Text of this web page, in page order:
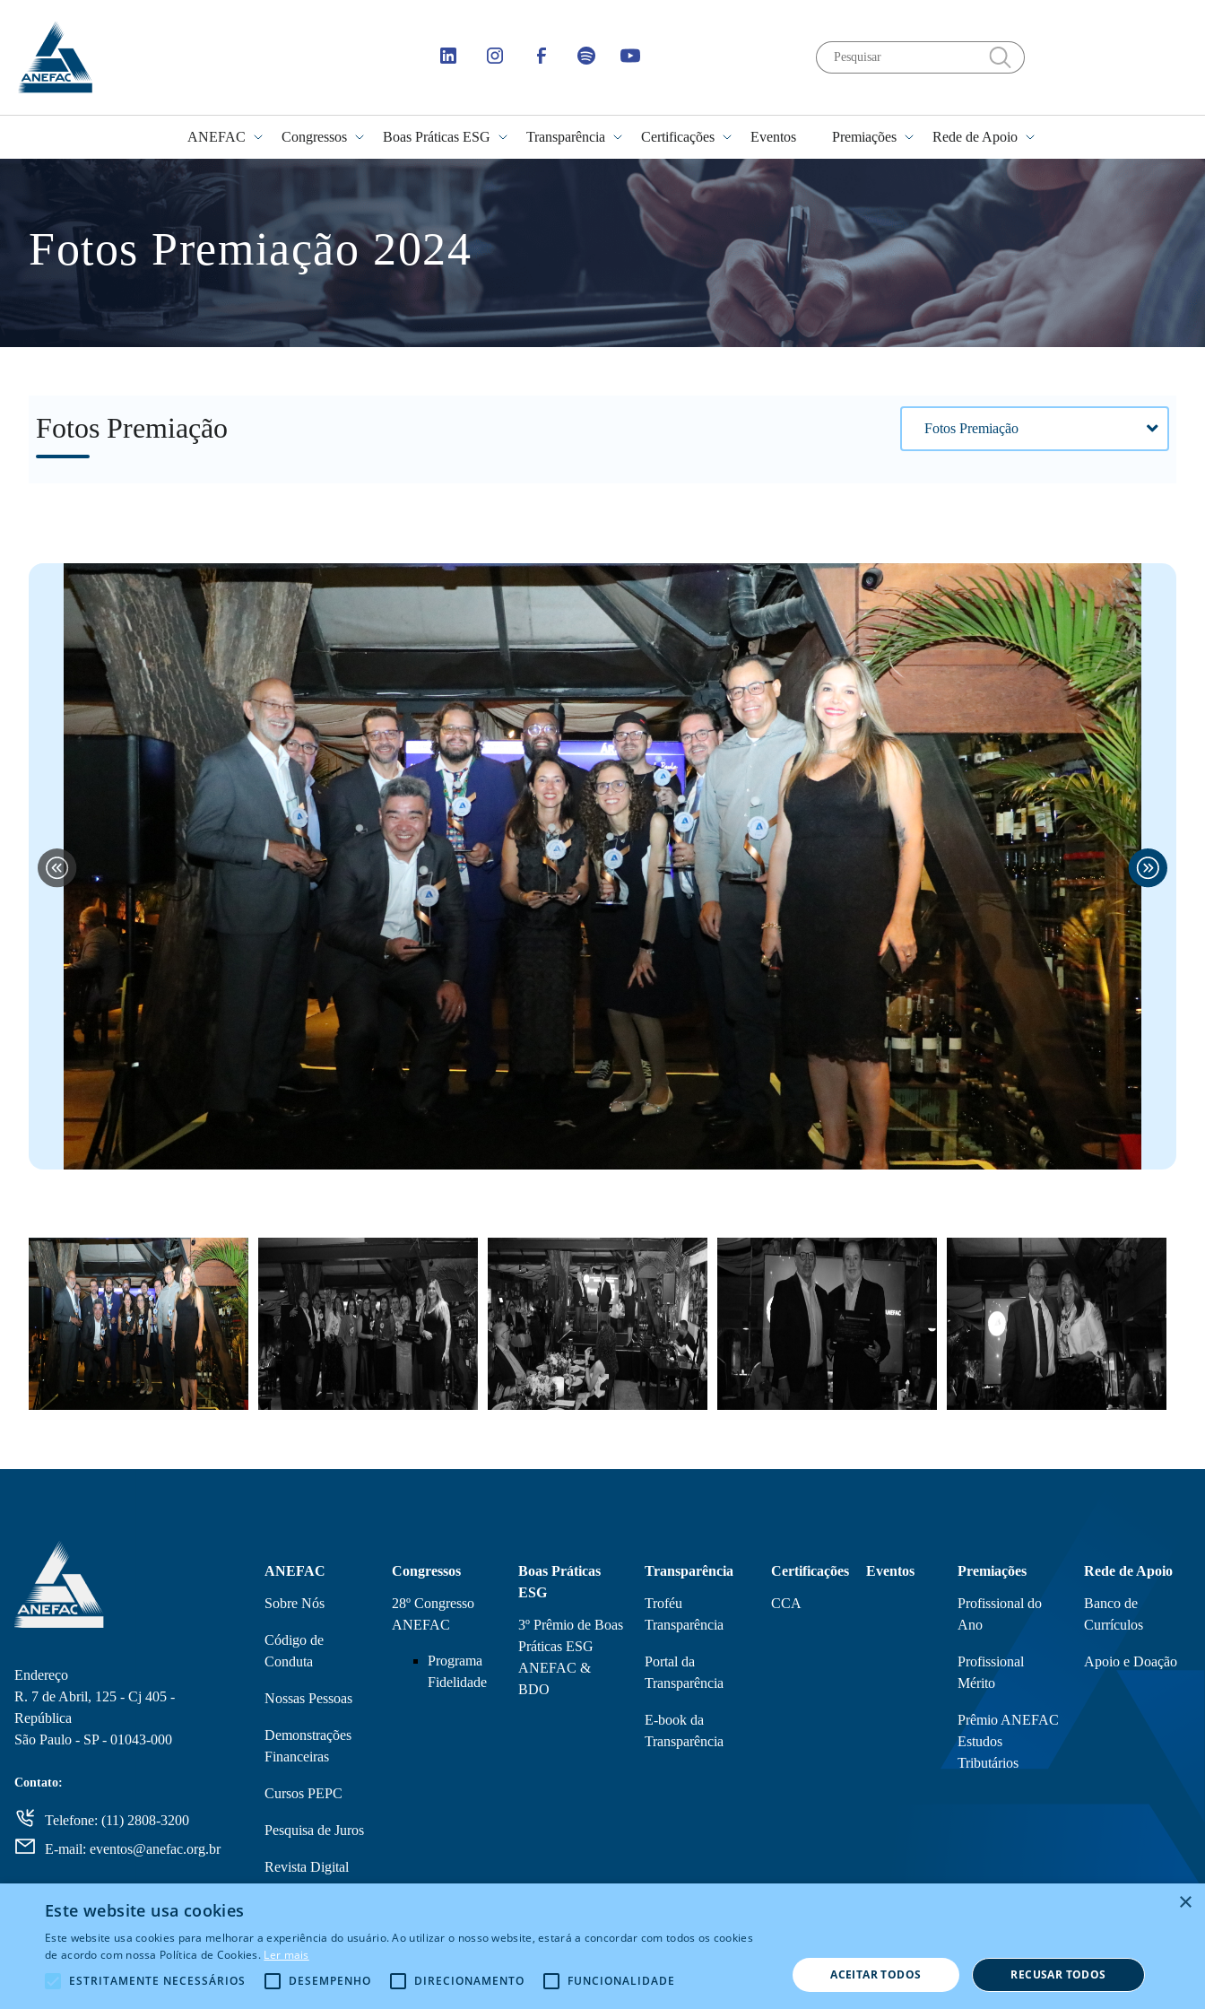
ANEFAC Congressos Boas Práticas ESG Transparência Certificações Eventos Premiações Rede de Apoio
Fotos Premiação 2024
Fotos Premiação Fotos Premiação
Endereço
R. 7 de Abril, 125 - Cj 405 -
República
São Paulo - SP - 01043-000
Contato:
Telefone: (11) 2808-3200
E-mail: eventos@anefac.org.br
ANEFAC
Sobre Nós
Código de
Conduta
Nossas Pessoas
Demonstrações
Financeiras
Cursos PEPC
Pesquisa de Juros
Revista Digital
Congressos
28º Congresso
ANEFAC
Programa
Fidelidade
Boas Práticas
ESG
3º Prêmio de Boas
Práticas ESG
ANEFAC &
BDO
Transparência
Troféu
Transparência
Portal da
Transparência
E-book da
Transparência
Certificações
CCA
Eventos Premiações
Profissional do
Ano
Profissional
Mérito
Prêmio ANEFAC
Estudos
Tributários
Rede de Apoio
Banco de
Currículos
Apoio e Doação
×
Este website usa cookies
Este website usa cookies para melhorar a experiência do usuário. Ao utilizar o nosso website, estará a concordar com todos os cookies
de acordo com nossa Política de Cookies. Ler mais
ESTRITAMENTE NECESSÁRIOS
DESEMPENHO DIRECIONAMENTO FUNCIONALIDADE ACEITAR TODOS RECUSAR TODOS